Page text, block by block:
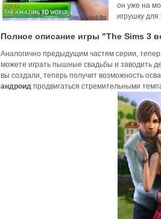
он уже на
игрушку
Полное описание игры "The Sims 3
Аналогично предыдущим частям серии,
можете играть пышные свадьбы и заводить
вы создали, теперь получит возможность
андроид продвигаться стремительными